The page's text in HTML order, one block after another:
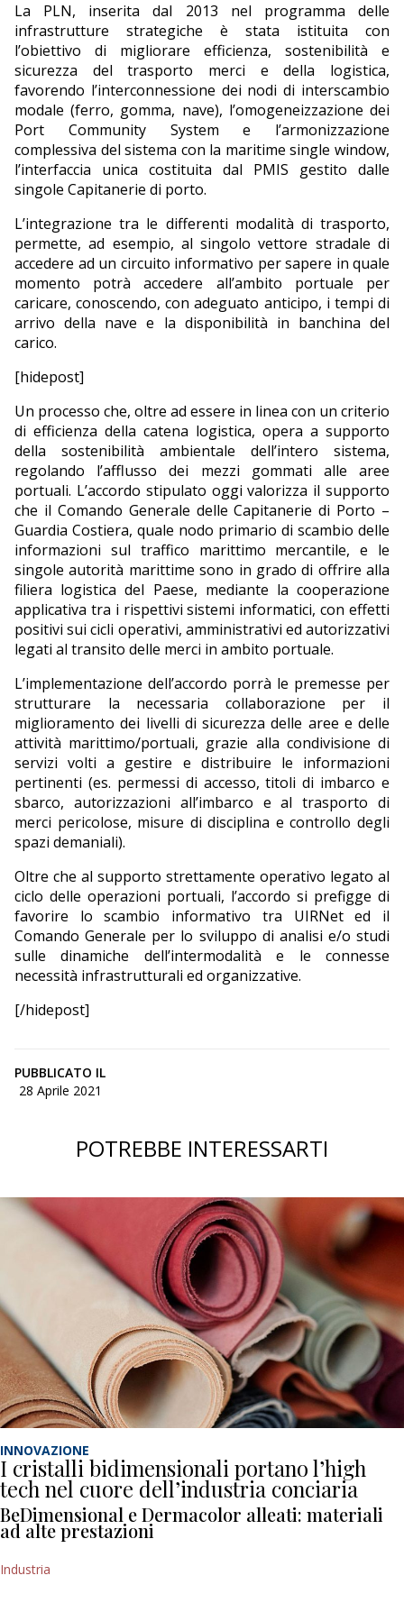
La PLN, inserita dal 2013 nel programma delle
infrastrutture strategiche è stata istituita con
l’obiettivo di migliorare efficienza, sostenibilità e
sicurezza del trasporto merci e della logistica,
favorendo l’interconnessione dei nodi di interscambio
modale (ferro, gomma, nave), l’omogeneizzazione dei
Port Community System e l’armonizzazione
complessiva del sistema con la maritime single window,
l’interfaccia unica costituita dal PMIS gestito dalle
singole Capitanerie di porto.
L’integrazione tra le differenti modalità di trasporto,
permette, ad esempio, al singolo vettore stradale di
accedere ad un circuito informativo per sapere in quale
momento potrà accedere all’ambito portuale per
caricare, conoscendo, con adeguato anticipo, i tempi di
arrivo della nave e la disponibilità in banchina del
carico.
[hidepost]
Un processo che, oltre ad essere in linea con un criterio
di efficienza della catena logistica, opera a supporto
della sostenibilità ambientale dell’intero sistema,
regolando l’afflusso dei mezzi gommati alle aree
portuali. L’accordo stipulato oggi valorizza il supporto
che il Comando Generale delle Capitanerie di Porto –
Guardia Costiera, quale nodo primario di scambio delle
informazioni sul traffico marittimo mercantile, e le
singole autorità marittime sono in grado di offrire alla
filiera logistica del Paese, mediante la cooperazione
applicativa tra i rispettivi sistemi informatici, con effetti
positivi sui cicli operativi, amministrativi ed autorizzativi
legati al transito delle merci in ambito portuale.
L’implementazione dell’accordo porrà le premesse per
strutturare la necessaria collaborazione per il
miglioramento dei livelli di sicurezza delle aree e delle
attività marittimo/portuali, grazie alla condivisione di
servizi volti a gestire e distribuire le informazioni
pertinenti (es. permessi di accesso, titoli di imbarco e
sbarco, autorizzazioni all’imbarco e al trasporto di
merci pericolose, misure di disciplina e controllo degli
spazi demaniali).
Oltre che al supporto strettamente operativo legato al
ciclo delle operazioni portuali, l’accordo si prefigge di
favorire lo scambio informativo tra UIRNet ed il
Comando Generale per lo sviluppo di analisi e/o studi
sulle dinamiche dell’intermodalità e le connesse
necessità infrastrutturali ed organizzative.
[/hidepost]
PUBBLICATO IL
28 Aprile 2021
POTREBBE INTERESSARTI
INNOVAZIONE
I cristalli bidimensionali portano l’high
tech nel cuore dell’industria conciaria
BeDimensional e Dermacolor alleati: materiali
ad alte prestazioni
Industria